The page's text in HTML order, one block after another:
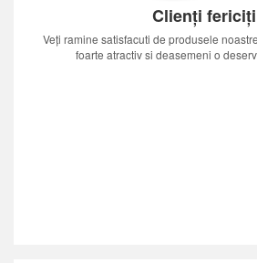
Clienți fericiți
Veți ramine satisfacuti de produsele
foarte atractiv si deasemeni o